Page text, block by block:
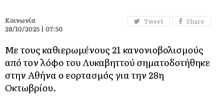
Tweet Share
Κοινωνία
28/10/2025 | 07:50
Με τους καθιερωμένους 21 κανονιοβολισμούς
από τον λόφο του Λυκαβηττού σηματοδοτήθηκε
στην Αθήνα ο εορτασμός για την 28η
Οκτωβρίου.